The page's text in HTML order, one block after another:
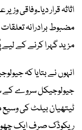
اثاثہ قرار دیا۔وفاقی
مضبوط برادرانہ
مزید گہرا کرنے کے
انہوں نے بتایا کہ
جیولوجیکل سروے کے
ٹیتھیان بیلٹ کی
ریکوڈک صرف ایک